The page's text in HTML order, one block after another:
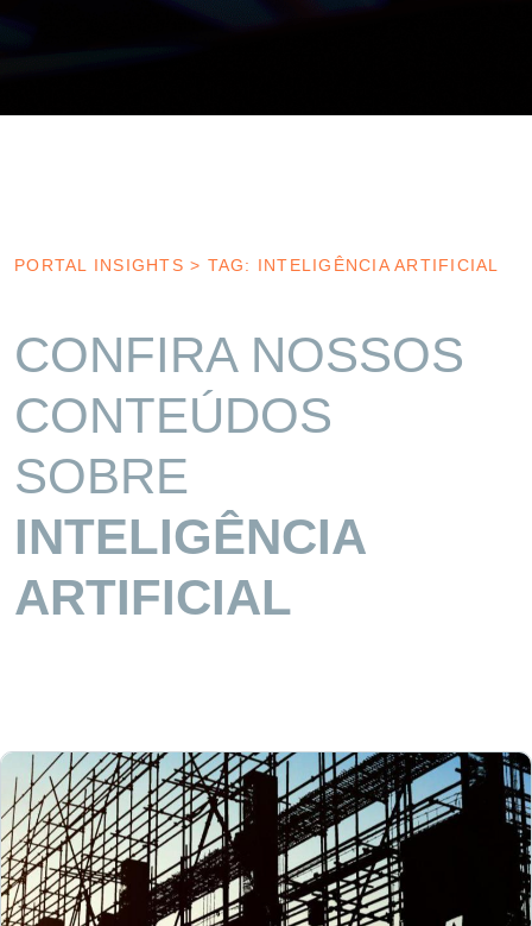
PORTAL INSIGHTS > TAG: INTELIGÊNCIA ARTIFICIAL
CONFIRA NOSSOS
CONTEÚDOS
SOBRE
INTELIGÊNCIA
ARTIFICIAL